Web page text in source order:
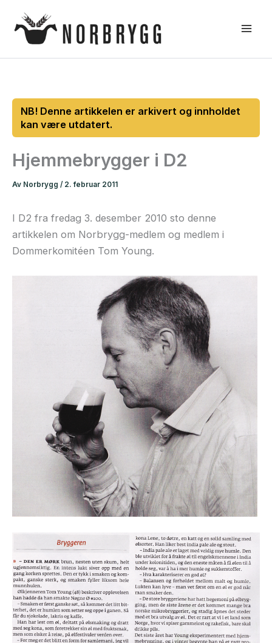
rett
Hjemmebrygger i D2
Av Norbrygg / 2. februar 2011
I D2 fra fredag 3. desember 2010 sto denne
artikkelen om Norbrygg-medlem og medlem i
Dommerkomitéen Tom Young.